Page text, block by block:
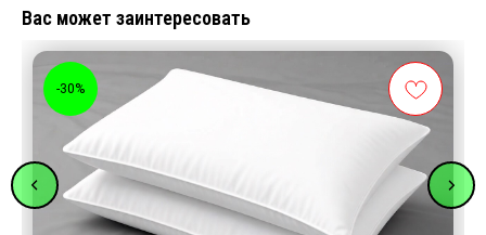
Вас может заинтересовать
-30%